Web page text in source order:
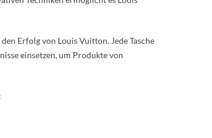
Erfolg von Louis Vuitton. Jede Tasche
einsetzen, um Produkte von